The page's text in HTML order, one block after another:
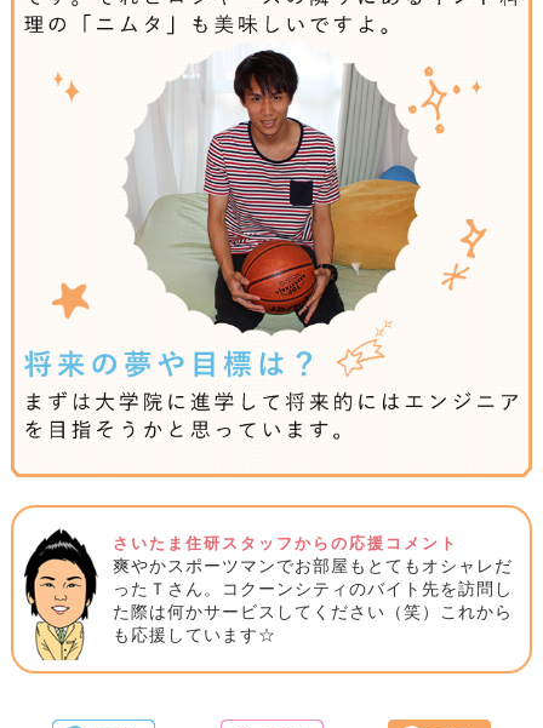
さいたま住研スタッフからの応援コメント
爽やかスポーツマンでお部屋もとてもオシャレだ
ったＴさん。コクーンシティのバイト先を訪問し
た際は何かサービスしてください（笑）これから
も応援しています☆